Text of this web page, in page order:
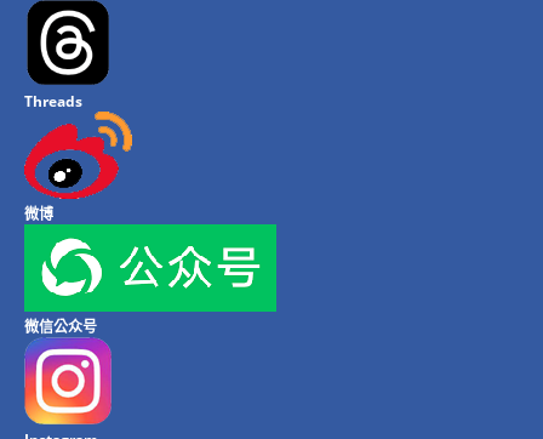
Threads
微博
微信公众号